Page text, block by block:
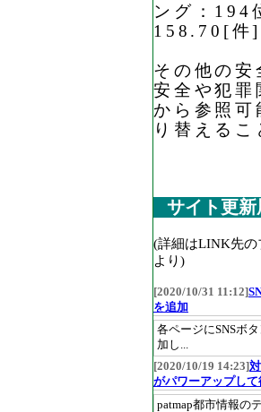
ング：194
158.70[件
その他の
安全や犯罪
から参照
り替えるこ
サイト更新
(詳細はLINK先の
より)
[2020/10/31 11:12]
を追加
各ページにSNSボ
加し...
[2020/10/19 14:23]
がパワーアップして
patmap都市情報の